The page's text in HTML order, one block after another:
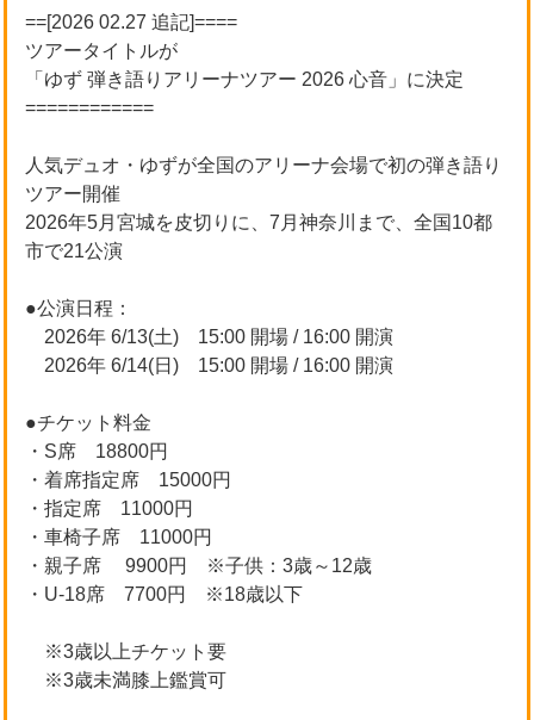
==[2026 02.27 追記]====
ツアータイトルが
「ゆず 弾き語りアリーナツアー 2026 心音」に決定
============
人気デュオ・ゆずが全国のアリーナ会場で初の弾き語り
ツアー開催
2026年5月宮城を皮切りに、7月神奈川まで、全国10都
市で21公演
●公演日程：
2026年 6/13(土) 15:00 開場 / 16:00 開演
2026年 6/14(日) 15:00 開場 / 16:00 開演
●チケット料金
・S席 18800円
・着席指定席 15000円
・指定席 11000円
・車椅子席 11000円
・親子席 9900円 ※子供：3歳～12歳
・U-18席 7700円 ※18歳以下
※3歳以上チケット要
※3歳未満膝上鑑賞可